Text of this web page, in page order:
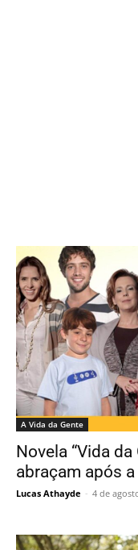
A Vida da Gente
Novela “Vida
abraçam após
Lucas Athayde - 4 de